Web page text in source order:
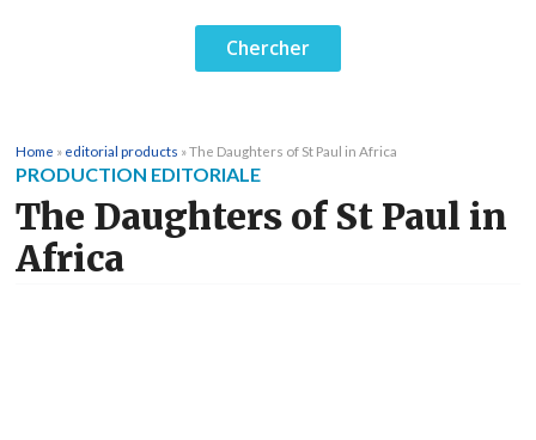
Home » editorial products »The Daughters of St Paul in Africa
PRODUCTION EDITORIALE
The Daughters of St Paul in
Africa